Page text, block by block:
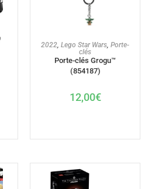
AJOUTER AU PANIER
2022, Lego Star Wars, Porte-
clés
Porte-clés Grogu™
(854187)
12,00€